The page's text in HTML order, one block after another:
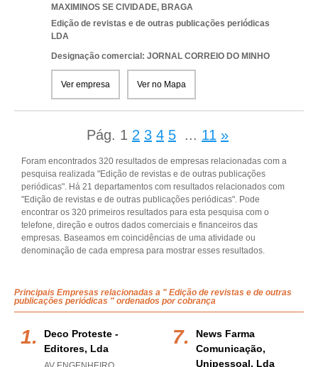
MAXIMINOS SE CIVIDADE, BRAGA
Edição de revistas e de outras publicações periódicas
LDA
Designação comercial: JORNAL CORREIO DO MINHO
Ver empresa Ver no Mapa
Pág. 1 2 3 4 5 ... 11 »
Foram encontrados 320 resultados de empresas relacionadas com a
pesquisa realizada "Edição de revistas e de outras publicações
periódicas". Há 21 departamentos com resultados relacionados com
"Edição de revistas e de outras publicações periódicas". Pode
encontrar os 320 primeiros resultados para esta pesquisa com o
telefone, direção e outros dados comerciais e financeiros das
empresas. Baseamos em coincidências de uma atividade ou
denominação de cada empresa para mostrar esses resultados.
Principais Empresas relacionadas a " Edição de revistas e de outras
publicações periódicas " ordenados por cobrança
Deco Proteste -
Editores, Lda
News Farma
Comunicação,
Unipessoal, Lda